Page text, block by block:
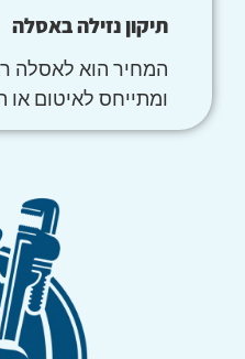
תיקון נזילה באסלה
המחיר הוא לאסלה
ומתייחס לאיטום